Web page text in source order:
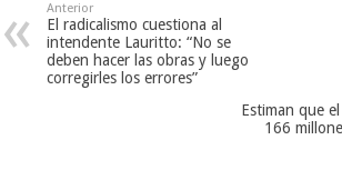
Anterior
El radicalismo cuestiona al
intendente Lauritto: “No se
deben hacer las obras y luego
corregirles los errores”
Estiman que
166